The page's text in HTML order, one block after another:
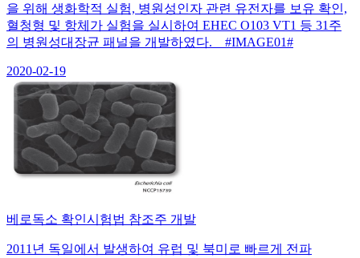
을 위해 생화학적 실험, 병원성인자 관련 유전자를 보유 확인,
혈청형 및 항체가 실험을 실시하여 EHEC O103 VT1 등 31주
의 병원성대장균 패널을 개발하였다. #IMAGE01#
2020-02-19
베로독소 확인시험법 참조주 개발
2011년 독일에서 발생하여 유럽 및 북미로 빠르게 전파